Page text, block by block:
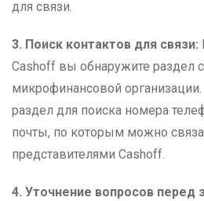
для связи.
3. Поиск контактов для связи:
Cashoff вы обнаружите раздел
микрофинансовой организации.
раздел для поиска номера
почты, по которым можно
представителями Cashoff.
4. Уточнение вопросов перед